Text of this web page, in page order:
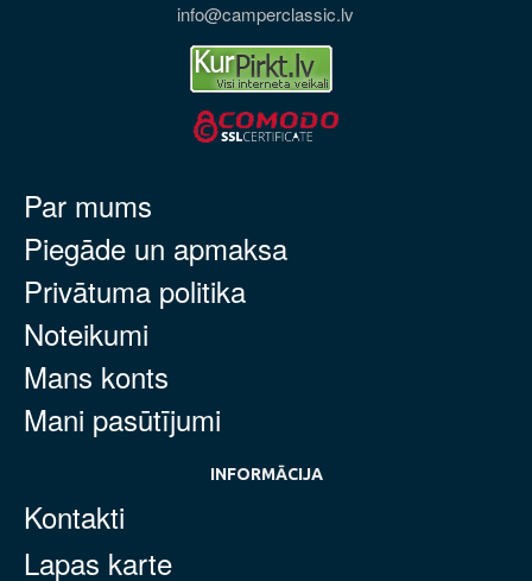
info@camperclassic.lv
Par mums
Piegāde un apmaksa
Privātuma politika
Noteikumi
Mans konts
Mani pasūtījumi
INFORMĀCIJA
Kontakti
Lapas karte